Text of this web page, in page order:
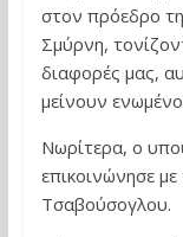
στον πρόεδρο
Σμύρνη,
διαφορές μας,
μείνουν
Νωρίτερα, ο
επικοινώνησε
Τσαβούσογλου.